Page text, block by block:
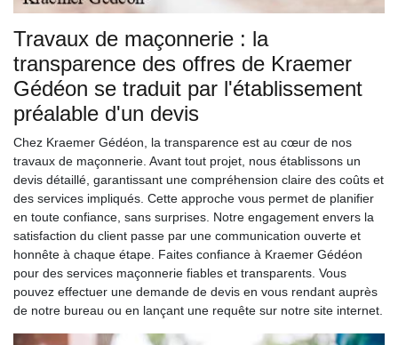
Travaux de maçonnerie : la
transparence des offres de Kraemer
Gédéon se traduit par l'établissement
préalable d'un devis
Chez Kraemer Gédéon, la transparence est au cœur de nos
travaux de maçonnerie. Avant tout projet, nous établissons un
devis détaillé, garantissant une compréhension claire des coûts et
des services impliqués. Cette approche vous permet de planifier
en toute confiance, sans surprises. Notre engagement envers la
satisfaction du client passe par une communication ouverte et
honnête à chaque étape. Faites confiance à Kraemer Gédéon
pour des services maçonnerie fiables et transparents. Vous
pouvez effectuer une demande de devis en vous rendant auprès
de notre bureau ou en lançant une requête sur notre site internet.